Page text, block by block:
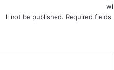
wi
ll not be published. Required fields